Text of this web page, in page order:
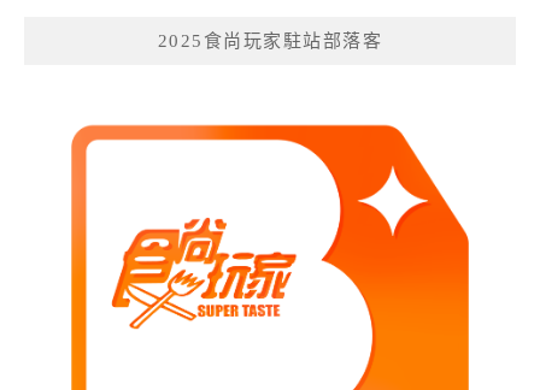
2025食尚玩家駐站部落客